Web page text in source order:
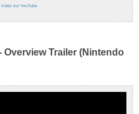
vidéo sur YouTube
Trailer (Nintendo